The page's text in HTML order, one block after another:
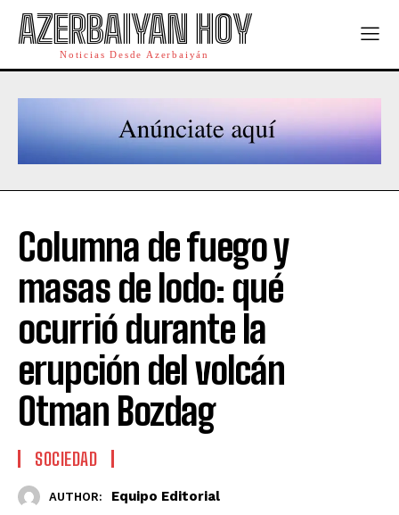
AZERBAIYAN HOY
Noticias Desde Azerbaiyán
Columna de fuego y
masas de lodo: qué
ocurrió durante la
erupción del volcán
Otman Bozdag
SOCIEDAD
AUTHOR: Equipo Editorial